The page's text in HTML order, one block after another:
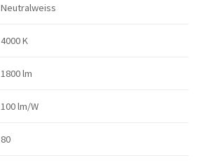
Neutralweiss
4000 K
1800 lm
100 lm/W
80